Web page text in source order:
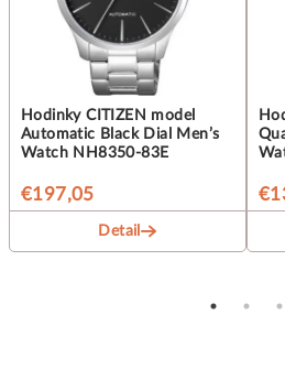
Hodinky CITIZEN model
Automatic Black Dial Men’s
Watch NH8350-83E
€197,05
Detail